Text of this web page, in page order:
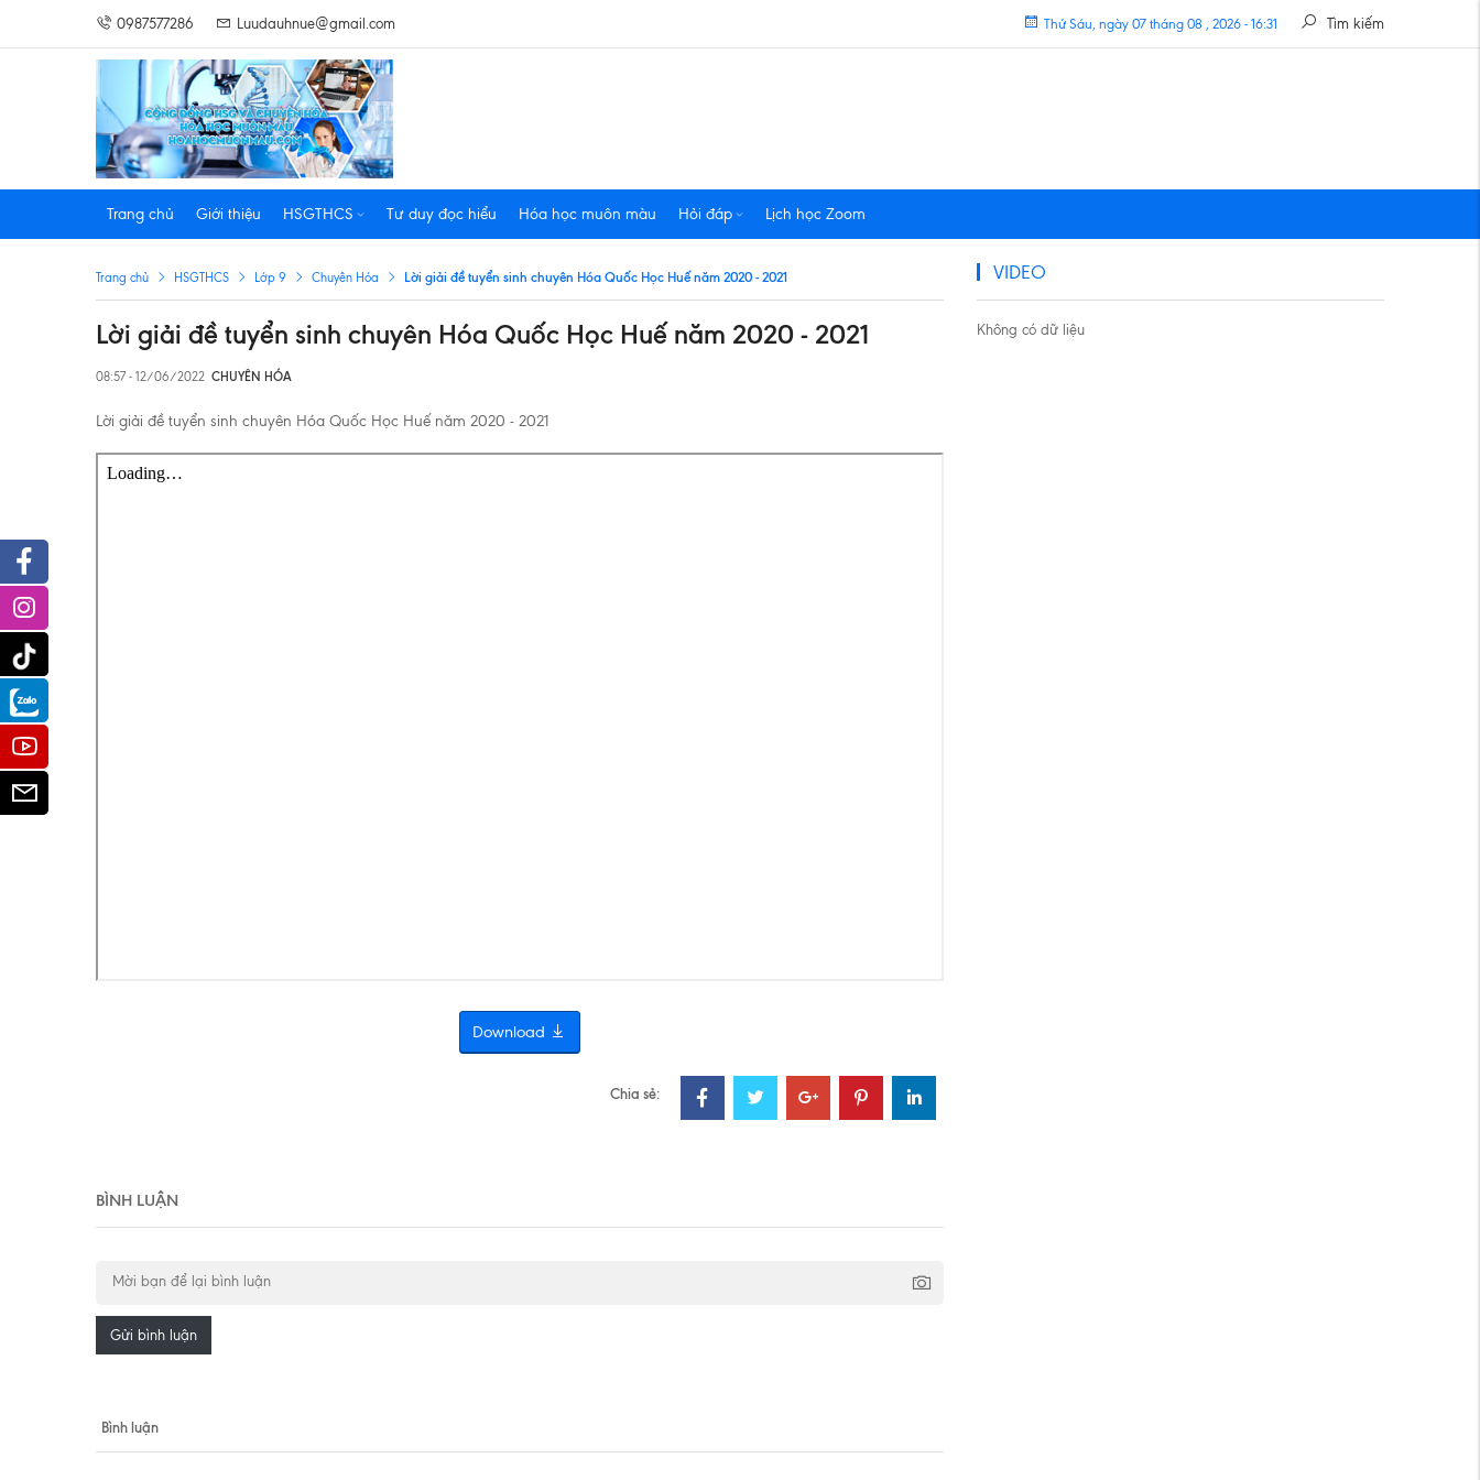
0987577286 Luudauhnue@gmail.com Tìm kiếm
Thứ Sáu, ngày 07 tháng 08 , 2026 - 16:31
Trang chủ Giới thiệu HSGTHCS Tư duy đọc hiểu Hóa học muôn màu Hỏi đáp Lịch học Zoom
Trang chủ HSGTHCS Lớp 9 Chuyên Hóa Lời giải đề tuyển sinh chuyên Hóa Quốc Học Huế năm 2020 - 2021
Lời giải đề tuyển sinh chuyên Hóa Quốc Học Huế năm 2020 - 2021
08:57 - 12/06/2022 CHUYÊN HÓA
Lời giải đề tuyển sinh chuyên Hóa Quốc Học Huế năm 2020 - 2021
Download
Chia sẻ:
BÌNH LUẬN
Gửi bình luận
Bình luận
VIDEO
Không có dữ liệu